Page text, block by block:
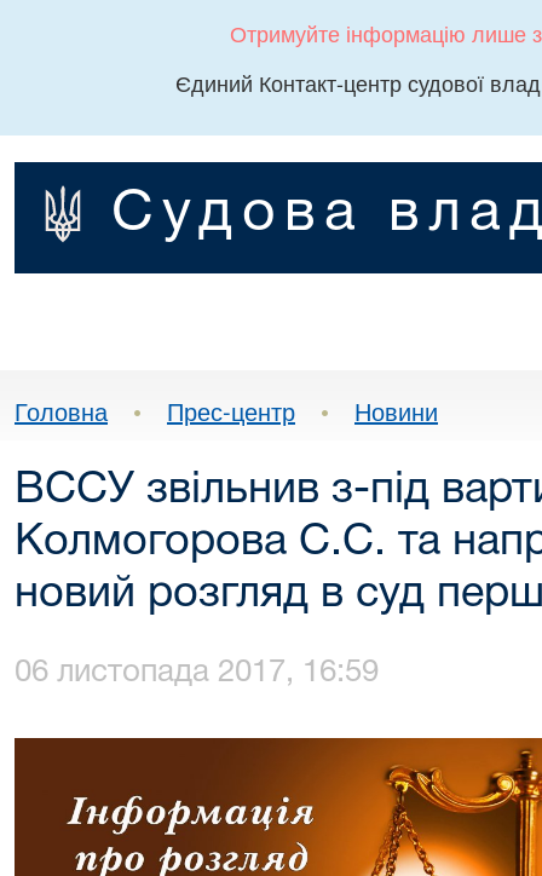
Отримуйте інформацію лише
Єдиний Контакт-центр судової
Судова
Головна • Прес-центр • Новини
ВССУ звільнив з-під
Колмогорова С.С. та
новий розгляд в суд
06 листопада 2017, 16:59